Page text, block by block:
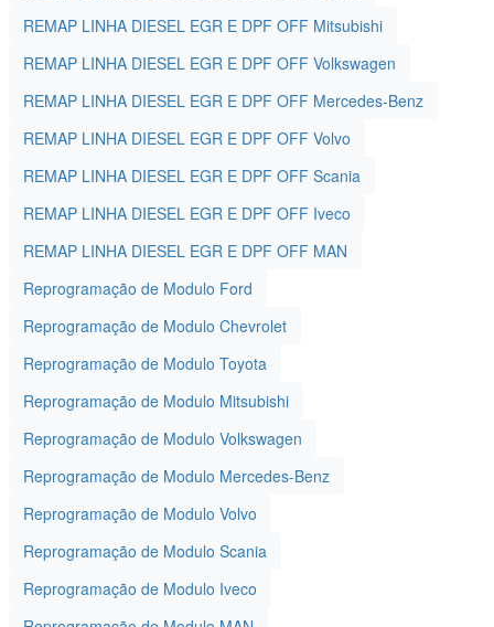
REMAP LINHA DIESEL EGR E DPF OFF Mitsubishi
REMAP LINHA DIESEL EGR E DPF OFF Volkswagen
REMAP LINHA DIESEL EGR E DPF OFF Mercedes-Benz
REMAP LINHA DIESEL EGR E DPF OFF Volvo
REMAP LINHA DIESEL EGR E DPF OFF Scania
REMAP LINHA DIESEL EGR E DPF OFF Iveco
REMAP LINHA DIESEL EGR E DPF OFF MAN
Reprogramação de Modulo Ford
Reprogramação de Modulo Chevrolet
Reprogramação de Modulo Toyota
Reprogramação de Modulo Mitsubishi
Reprogramação de Modulo Volkswagen
Reprogramação de Modulo Mercedes-Benz
Reprogramação de Modulo Volvo
Reprogramação de Modulo Scania
Reprogramação de Modulo Iveco